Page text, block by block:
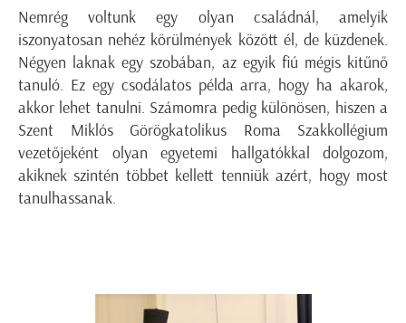
Nemrég voltunk egy olyan családnál, amelyik
iszonyatosan nehéz körülmények között él, de küzdenek.
Négyen laknak egy szobában, az egyik fiú mégis kitűnő
tanuló. Ez egy csodálatos példa arra, hogy ha akarok,
akkor lehet tanulni. Számomra pedig különösen, hiszen a
Szent Miklós Görögkatolikus Roma Szakkollégium
vezetőjeként olyan egyetemi hallgatókkal dolgozom,
akiknek szintén többet kellett tenniük azért, hogy most
tanulhassanak.